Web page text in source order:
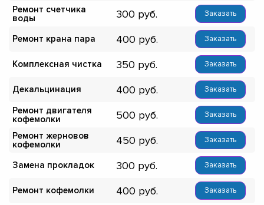
Ремонт счетчика
воды
300 Заказать
Ремонт крана пара 400 Заказать
Комплексная чистка 350 Заказать
Декальцинация 400 Заказать
Ремонт двигателя
кофемолки
500 Заказать
Ремонт жерновов
кофемолки
450 Заказать
Замена прокладок 300 Заказать
Ремонт кофемолки 400 Заказать